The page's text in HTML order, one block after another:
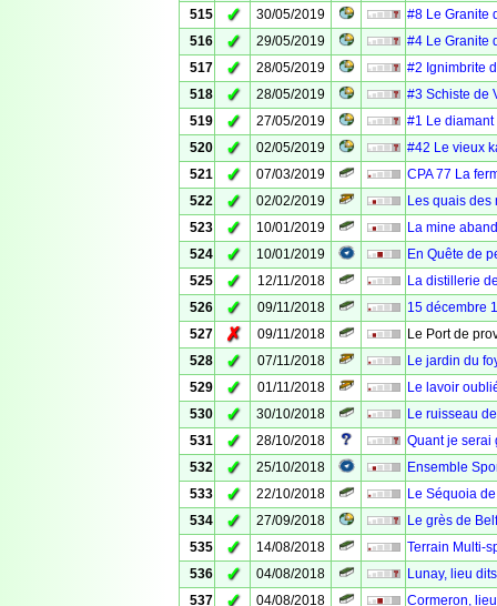
515
✓ 30/05/2019
#8 Le Granite
516
✓ 29/05/2019
#4 Le Granite
517
✓ 28/05/2019
#2 Ignimbrite
518
✓ 28/05/2019
#3 Schiste de
519
✓ 27/05/2019
#1 Le
520
✓ 02/05/2019
#42 Le vieux
521
✓ 07/03/2019
CPA 77 La
522
✓ 02/02/2019
Les quais des
523
✓ 10/01/2019
La mine
524
✓ 10/01/2019
En Quête de
525
✓ 12/11/2018
La distillerie
526
✓ 09/11/2018
15 décembre
527
✗ 09/11/2018
Le Port de
528
✓ 07/11/2018
Le jardin du
529
✓ 01/11/2018
Le lavoir
530
✓ 30/10/2018
Le ruisseau
531
✓ 28/10/2018
Quant je serai
532
✓ 25/10/2018
Ensemble
533
✓ 22/10/2018
Le Séquoia
534
✓ 27/09/2018
Le grès de
535
✓ 14/08/2018
Terrain Multi-
536
✓ 04/08/2018
Lunay, lieu
537
✓ 04/08/2018
Cormeron,